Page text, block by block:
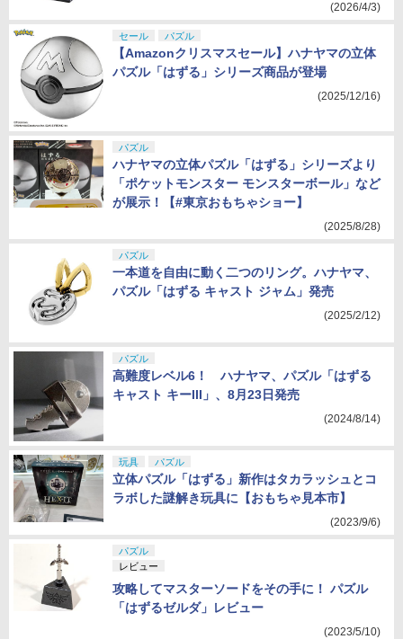
(2026/4/3)
セール パズル
【Amazonクリスマスセール】ハナヤマの立体
パズル「はずる」シリーズ商品が登場
(2025/12/16)
パズル
ハナヤマの立体パズル「はずる」シリーズより
「ポケットモンスター モンスターボール」など
が展示！【#東京おもちゃショー】
(2025/8/28)
パズル
一本道を自由に動く二つのリング。ハナヤマ、
パズル「はずる キャスト ジャム」発売
(2025/2/12)
パズル
高難度レベル6！ ハナヤマ、パズル「はずる
キャスト キーIII」、8月23日発売
(2024/8/14)
玩具 パズル
立体パズル「はずる」新作はタカラッシュとコ
ラボした謎解き玩具に【おもちゃ見本市】
(2023/9/6)
パズル
レビュー
攻略してマスターソードをその手に！ パズル
「はずるゼルダ」レビュー
(2023/5/10)